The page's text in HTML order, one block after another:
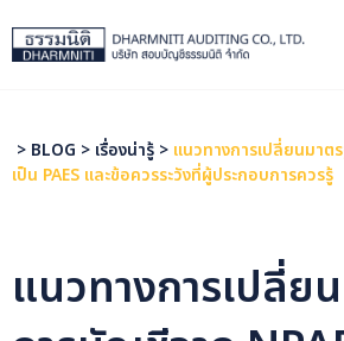
> BLOG > เรื่องน่ารู้ > แนวทางการเปลี่ยนมาต
เป็น PAES และข้อควรระวังที่ผู้ประกอบการควรรู้
แนวทางการเปลี่ย